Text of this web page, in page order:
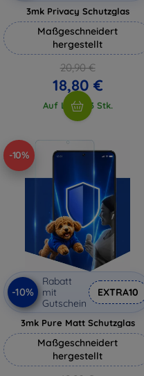
3mk Privacy Schutzglas
Maßgeschneidert
hergestellt
20,90 €
18,80 €
Auf Lager 3 Stk.
-10%
-10%
Rabatt
mit
Gutschein
EXTRA10
3mk Pure Matt Schutzglas
Maßgeschneidert
hergestellt